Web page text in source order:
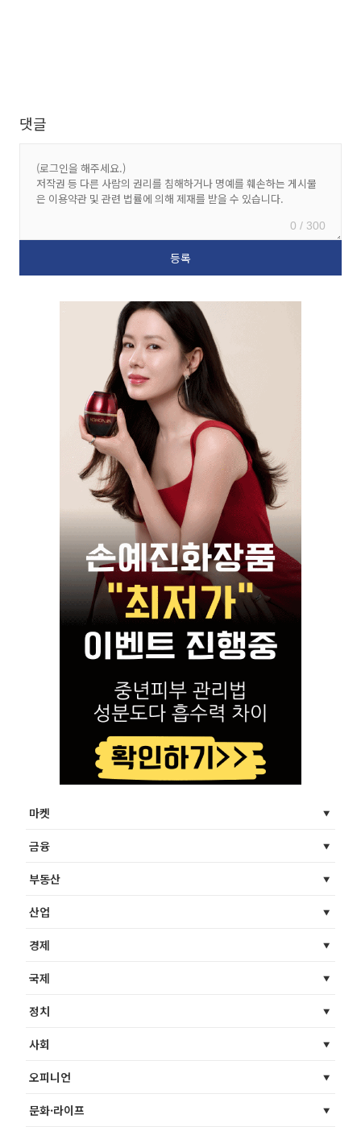
댓글
0 / 300
마켓
금융
부동산
산업
경제
국제
정치
사회
오피니언
문화·라이프